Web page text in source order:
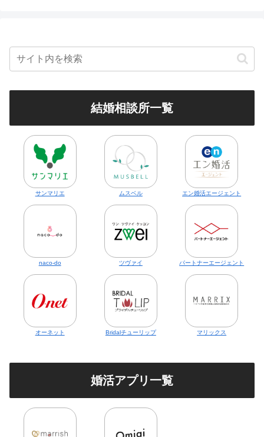
結婚相談所一覧
サンマリエ ムスベル エン婚活エージェント
naco-do ツヴァイ パートナーエージェント
オーネット Bridalチューリップ マリックス
婚活アプリ一覧